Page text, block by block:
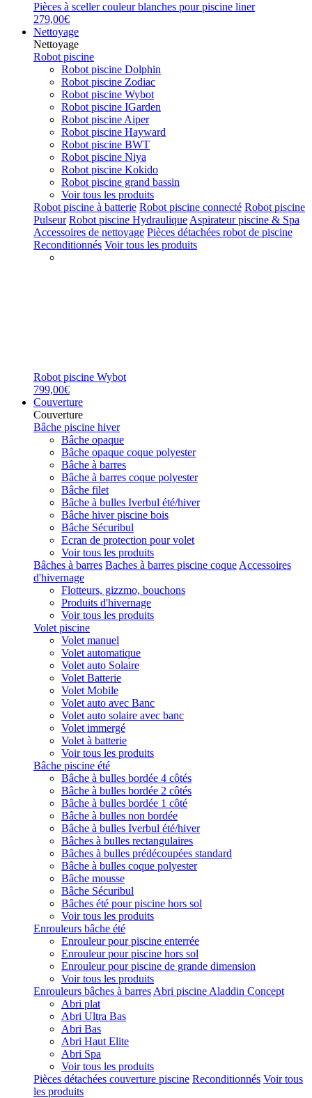
Pièces à sceller couleur blanches pour piscine liner
279,00€
Nettoyage
Nettoyage
Robot piscine
Robot piscine Dolphin
Robot piscine Zodiac
Robot piscine Wybot
Robot piscine IGarden
Robot piscine Aiper
Robot piscine Hayward
Robot piscine BWT
Robot piscine Niya
Robot piscine Kokido
Robot piscine grand bassin
Voir tous les produits
Robot piscine à batterie Robot piscine connecté Robot piscine
Pulseur Robot piscine Hydraulique Aspirateur piscine & Spa
Accessoires de nettoyage Pièces détachées robot de piscine
Reconditionnés Voir tous les produits
Robot piscine Wybot
799,00€
Couverture
Couverture
Bâche piscine hiver
Bâche opaque
Bâche opaque coque polyester
Bâche à barres
Bâche à barres coque polyester
Bâche filet
Bâche à bulles Iverbul été/hiver
Bâche hiver piscine bois
Bâche Sécuribul
Ecran de protection pour volet
Voir tous les produits
Bâches à barres Baches à barres piscine coque Accessoires
d'hivernage
Flotteurs, gizzmo, bouchons
Produits d'hivernage
Voir tous les produits
Volet piscine
Volet manuel
Volet automatique
Volet auto Solaire
Volet Batterie
Volet Mobile
Volet auto avec Banc
Volet auto solaire avec banc
Volet immergé
Volet à batterie
Voir tous les produits
Bâche piscine été
Bâche à bulles bordée 4 côtés
Bâche à bulles bordée 2 côtés
Bâche à bulles bordée 1 côté
Bâche à bulles non bordée
Bâche à bulles Iverbul été/hiver
Bâches à bulles rectangulaires
Bâches à bulles prédécoupées standard
Bâche à bulles coque polyester
Bâche mousse
Bâche Sécuribul
Bâches été pour piscine hors sol
Voir tous les produits
Enrouleurs bâche été
Enrouleur pour piscine enterrée
Enrouleur pour piscine hors sol
Enrouleur pour piscine de grande dimension
Voir tous les produits
Enrouleurs bâches à barres Abri piscine Aladdin Concept
Abri plat
Abri Ultra Bas
Abri Bas
Abri Haut Elite
Abri Spa
Voir tous les produits
Pièces détachées couverture piscine Reconditionnés Voir tous
les produits